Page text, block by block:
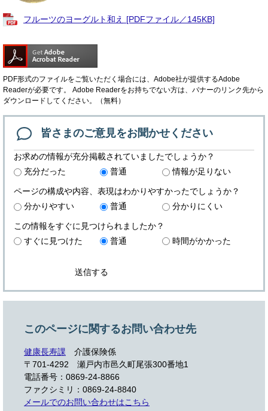
フルーツのヨーグルト和え [PDFファイル／145KB]
PDF形式のファイルをご覧いただく場合には、Adobe社が提供するAdobe
Readerが必要です。
Adobe Readerをお持ちでない方は、バナーのリンク先から
ダウンロードしてください。（無料）
皆さまのご意見をお聞かせください
お求めの情報が充分掲載されていましたでしょうか？
充分だった
普通 情報が足りない
ページの構成や内容、表現はわかりやすかったでしょうか？
分かりやすい
普通 分かりにくい
この情報をすぐに見つけられましたか？
すぐに見つけた
普通 時間がかかった
このページに関するお問い合わせ先
健康長寿課
介護保険係
〒701-4292 瀬戸内市邑久町尾張300番地1
電話番号：0869-24-8866
ファクシミリ：0869-24-8840
メールでのお問い合わせはこちら